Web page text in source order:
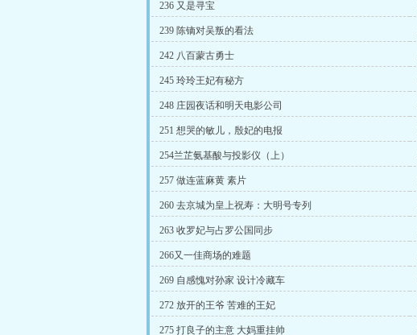
236 又是寻宝
239 陈镝对吴叛的看法
242 八百蒙古勇士
245 玲玲王妃有秘方
248 庄园夜话和明天电影公司
251 想哭的敏儿，殷妃的电报
254兰芷氨基酸与投影仪（上）
257 做连蓝麻黄 素片
260 去京城为皇上祝寿：大明号专列
263 收罗妃与占罗公国同步
266又一佳商场的难题
269 自感愧对孙家 设计冷藏车
272 放开的王爷 苦难的王妃
275 打良子的主意 大妈重挂帅